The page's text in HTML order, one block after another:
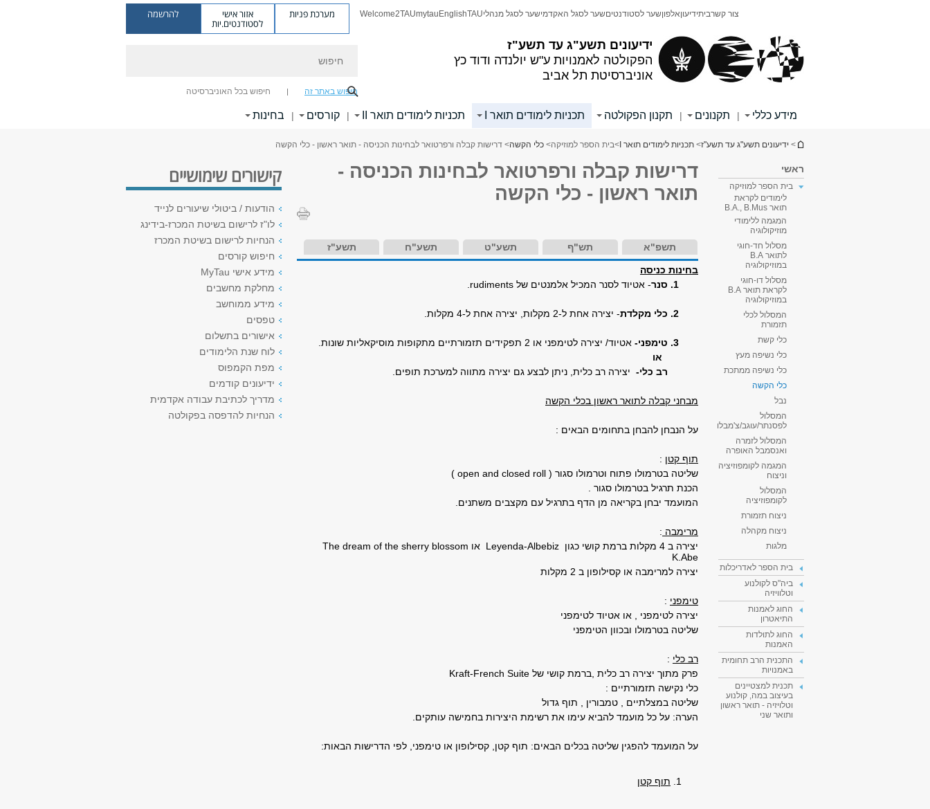
ידיעונים תשע"ג עד תשע"ז
הפקולטה לאמנויות ע"ש יולנדה ודוד כץ
אוניברסיטת תל אביב
צור קשרביתידיעוןאלפוןשער לסטודנטיםשער לסגל האקדמישער לסגל מנהליTAU
English
mytau
Welcome2TAU מערכת פניות אזור אישי
לסטודנטים.יות
להרשמה
חיפוש באתר זה חיפוש בכל האוניברסיטה
מידע כללי | תקנונים | תקנון הפקולטה תכניות לימודים תואר I תכניות לימודים תואר II | קורסים | בחינות
הינך נמצא כאן
> ידיעונים תשע"ג עד תשע"ז> תכניות לימודים תואר I >בית הספר למוזיקה> כלי הקשה> דרישות קבלה ורפרטואר לבחינות הכניסה - תואר ראשון - כלי הקשה
ראשי
בית הספר למוזיקה
לימודים לקראת
תואר B.A., B.Mus
המגמה ללימודי
מוזיקולוגיה
מסלול חד-חוגי
לתואר B.A
במוזיקולוגיה
מסלול דו-חוגי
לקראת תואר B.A
במוזיקולוגיה
המסלול לכלי
תזמורת
כלי קשת
כלי נשיפה מעץ
כלי נשיפה ממתכת
כלי הקשה
נבל
המסלול
לפסנתר/עוגב/צ'מבלו
המסלול לזמרה
ואנסמבל האופרה
המגמה לקומפוזיציה
וניצוח
המסלול
לקומפוזיציה
ניצוח תזמורת
ניצוח מקהלה
מלגות
בית הספר לאדריכלות
ביה"ס לקולנוע
וטלוויזיה
החוג לאמנות
התיאטרון
החוג לתולדות
האמנות
התכנית הרב תחומית
באמנויות
תכנית למצטיינים
בעיצוב במה, קולנוע
וטלויזיה - תואר ראשון
ותואר שני
דרישות קבלה ורפרטואר לבחינות הכניסה -
תואר ראשון - כלי הקשה
תשפ"א תש"ף תשע"ט תשע"ח תשע"ז
בחינות כניסה
- אטיוד לסנר המכיל אלמנטים של rudiments
- יצירה אחת ל-2 מקלות, יצירה אחת ל-4 מקלות.
אטיוד/ יצירה לטימפני או 2 תפקידים תזמורתיים מתקופות מוסיקאליות שונות.
או
רב כלי- יצירה רב כלית, ניתן לבצע גם יצירה מתווה למערכת תופים.
מבחני קבלה לתואר ראשון בכלי הקשה
על הנבחן להבחן בתחומים הבאים :
תוף קטן :
שליטה בטרמולו פתוח וטרמולו סגור ( open and closed roll
)
הכנת תרגיל בטרמולו סגור .
המועמד יבחן בקריאה מן הדף בתרגיל עם מקצבים משתנים.
מרימבה :
יצירה ב 4 מקלות ברמת קושי כגון
Leyenda-Albebiz או The dream of the sherry blossom
K.Abe
יצירה למרימבה או קסילופון ב 2 מקלות
טימפני :
יצירה לטימפני , או אטיוד לטימפני
שליטה בטרמולו ובכוון הטימפני
רב כלי :
פרק מתוך יצירה רב כלית ,ברמת קושי של French Suite
-
Kraft
כלי נקישה תזמורתיים :
שליטה במצלתיים , טמבורין , תוף גדול
הערה: על כל מועמד להביא עימו את רשימת היצירות בחמישה עותקים.
על המועמד להפגין שליטה בכלים הבאים: תוף קטן, קסילופון או טימפני, לפי הדרישות הבאות:
תוף קטן
קישורים שימושיים
הודעות / ביטולי שיעורים לנייד
לו"ז לרישום בשיטת המכרז-בידינג
הנחיות לרישום בשיטת המכרז
חיפוש קורסים
מידע אישי MyTau
מחלקת מחשבים
מידע ממוחשב
טפסים
אישורים בתשלום
לוח שנת הלימודים
מפת הקמפוס
ידיעונים קודמים
מדריך לכתיבת עבודה אקדמית
הנחיות להדפסה בפקולטה